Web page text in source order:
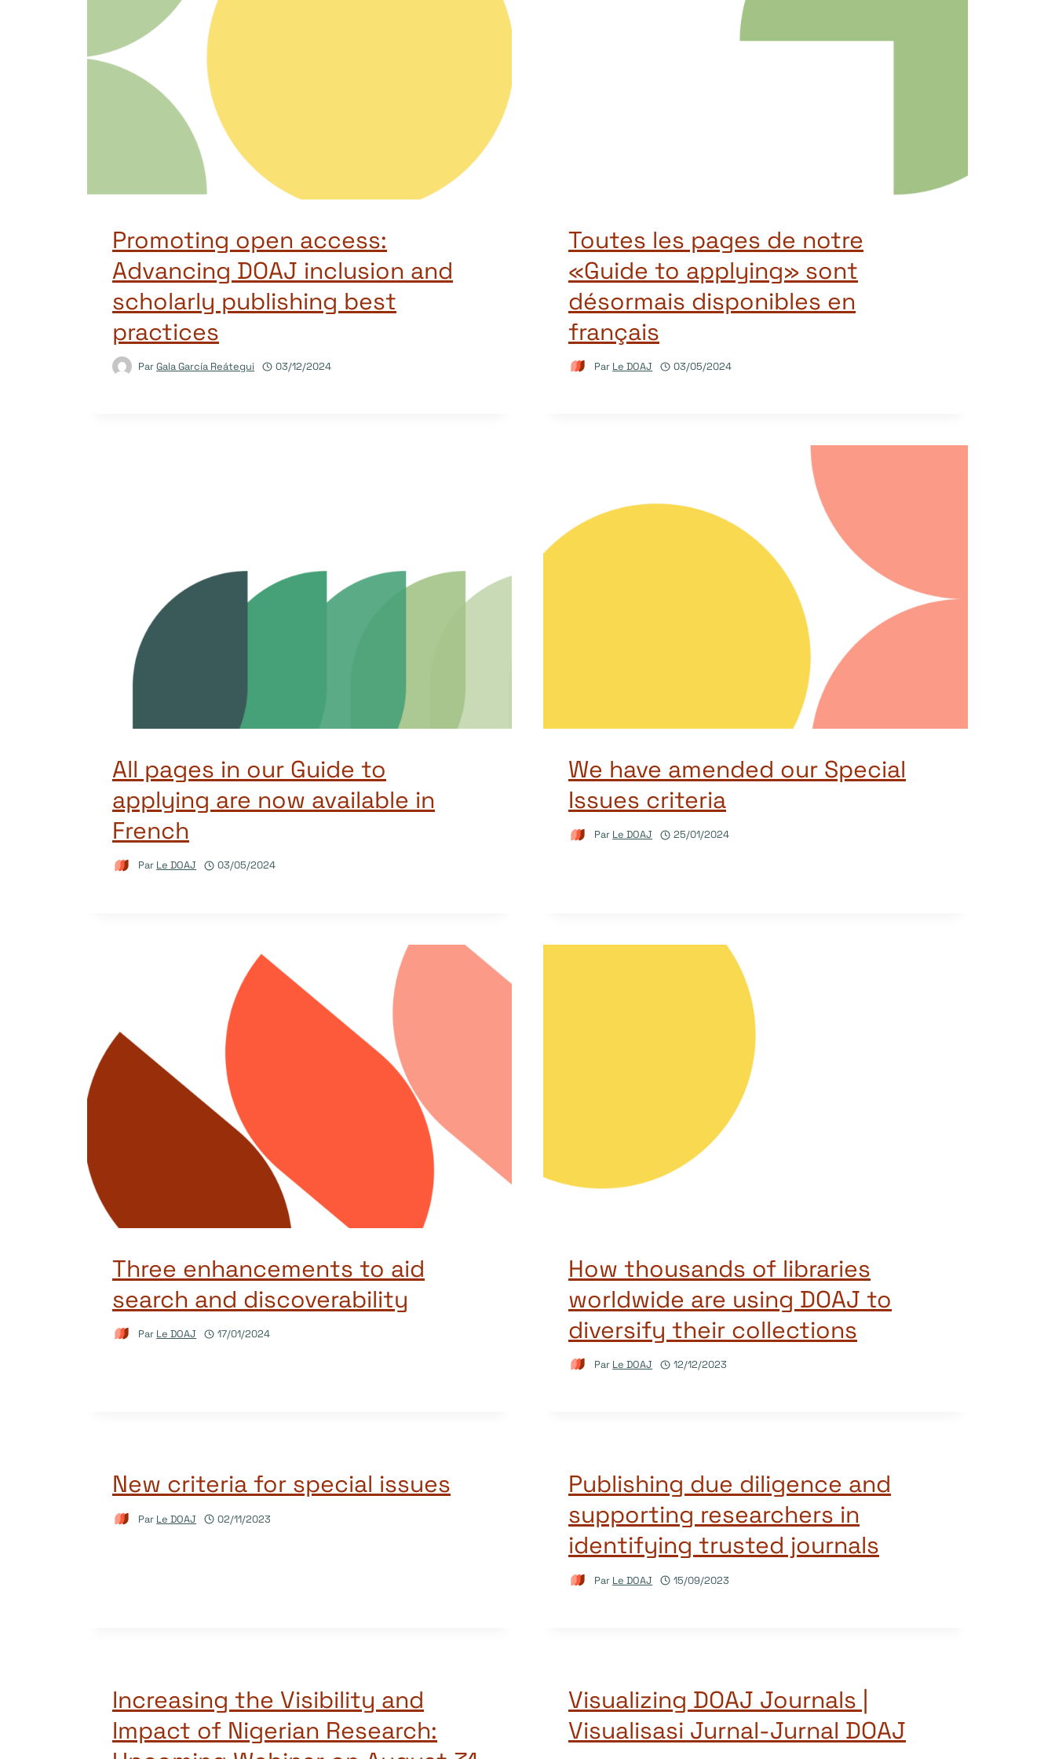
Promoting open access:
Advancing DOAJ inclusion and
scholarly publishing best
practices
ParGala García Reátegui 03/12/2024
Toutes les pages de notre
«Guide to applying» sont
désormais disponibles en
français
Par Le DOAJ 03/05/2024
All pages in our Guide to
applying are now available in
French
Par Le DOAJ 03/05/2024
We have amended our Special
Issues criteria
Par Le DOAJ 25/01/2024
Three enhancements to aid
search and discoverability
Par Le DOAJ 17/01/2024
How thousands of libraries
worldwide are using DOAJ to
diversify their collections
Par Le DOAJ 12/12/2023
New criteria for special issues
Par Le DOAJ 02/11/2023
Publishing due diligence and
supporting researchers in
identifying trusted journals
Par Le DOAJ 15/09/2023
Increasing the Visibility and
Impact of Nigerian Research:
Visualizing DOAJ Journals |
Visualisasi Jurnal-Jurnal DOAJ